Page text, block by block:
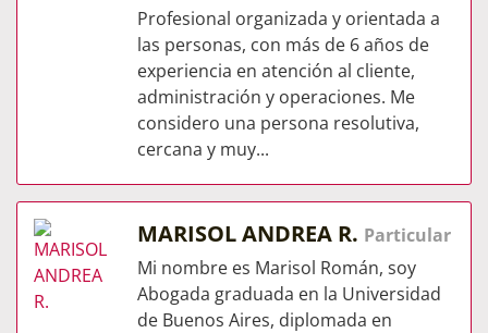
Profesional organizada y orientada a
las personas, con más de 6 años de
experiencia en atención al cliente,
administración y operaciones. Me
considero una persona resolutiva,
cercana y muy...
MARISOL ANDREA R. Particular
Mi nombre es Marisol Román, soy
Abogada graduada en la Universidad
de Buenos Aires, diplomada en